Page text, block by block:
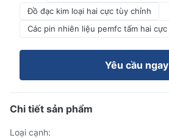
Đồ đạc kim loại hai cực tùy chỉnh
Các pin nhiên liệu pemfc tấm hai cực
Yêu cầu ngay
Chi tiết sản phẩm
Loại cạnh: